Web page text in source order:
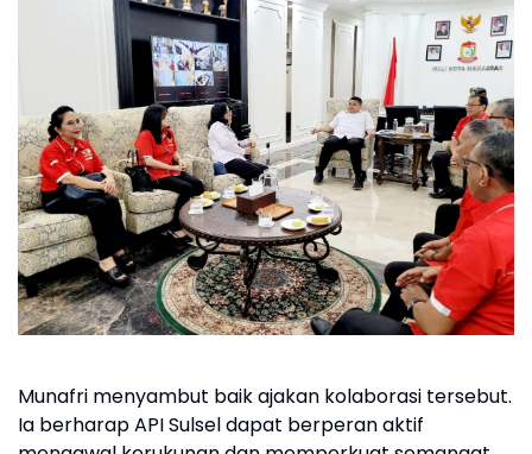
Munafri menyambut baik ajakan kolaborasi tersebut.
Ia berharap API Sulsel dapat berperan aktif